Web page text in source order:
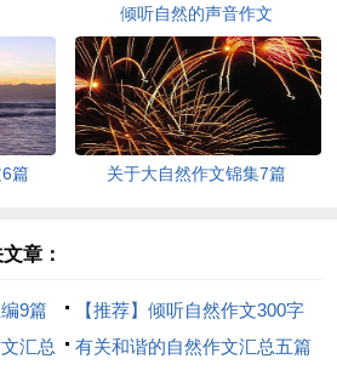
倾听自然的声音作文
篇 关于大自然作文锦集7篇
章：
9篇
【推荐】倾听自然作文300字
八篇
汇总 有关和谐的自然作文汇总五篇